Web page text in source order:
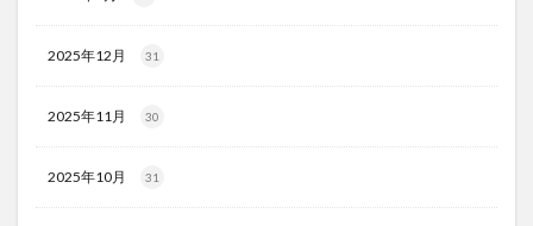
2025年12月 31
2025年11月 30
2025年10月 31